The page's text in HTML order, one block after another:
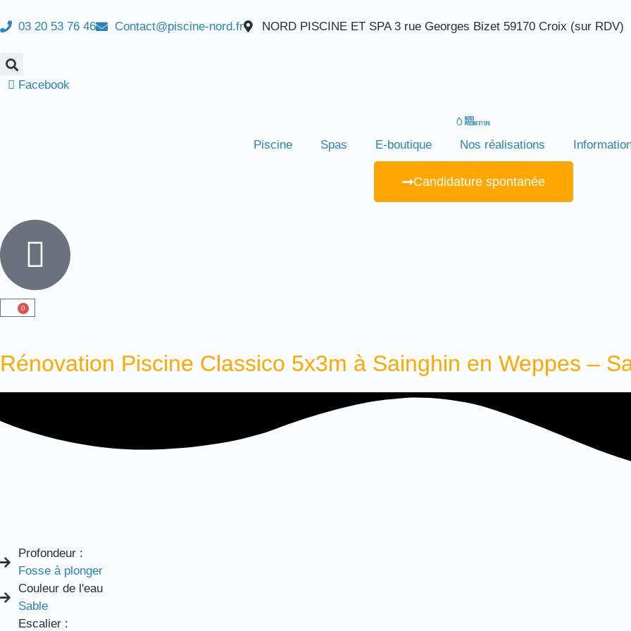
03 20 53 76 46 Contact@piscine-nord.fr NORD PISCINE ET SPA 3 rue Georges Bizet 59170 Croix (sur RDV)
Facebook
Piscine Spas E-boutique Nos réalisations
Candidature spontanée
0
Rénovation Piscine Classico 5x3m à Sainghin en Weppes –
Profondeur :
Fosse à plonger
Couleur de l'eau
Sable
Escalier :